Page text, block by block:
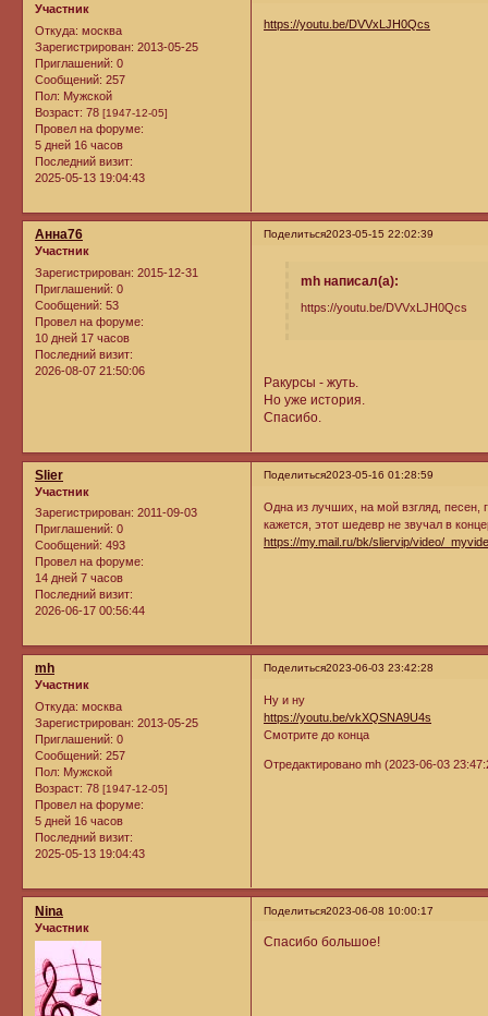
Участник
Откуда: москва
Зарегистрирован: 2013-05-25
Приглашений: 0
Сообщений: 257
Пол: Мужской
Возраст: 78 [1947-12-05]
Провел на форуме:
5 дней 16 часов
Последний визит:
2025-05-13 19:04:43
https://youtu.be/DVVxLJH0Qcs
Поделиться2023-05-15 22:02:39
Анна76
Участник
Зарегистрирован: 2015-12-31
Приглашений: 0
Сообщений: 53
Провел на форуме:
10 дней 17 часов
Последний визит:
2026-08-07 21:50:06
mh написал(а):
https://youtu.be/DVVxLJH0Qcs
Ракурсы - жуть.
Но уже история.
Спасибо.
Поделиться2023-05-16 01:28:59
Slier
Участник
Зарегистрирован: 2011-09-03
Приглашений: 0
Сообщений: 493
Провел на форуме:
14 дней 7 часов
Последний визит:
2026-06-17 00:56:44
Одна из лучших, на мой взгляд, песен,
кажется, этот шедевр не звучал в
https://my.mail.ru/bk/sliervip/video/
Поделиться2023-06-03 23:42:28
mh
Участник
Откуда: москва
Зарегистрирован: 2013-05-25
Приглашений: 0
Сообщений: 257
Пол: Мужской
Возраст: 78 [1947-12-05]
Провел на форуме:
5 дней 16 часов
Последний визит:
2025-05-13 19:04:43
Ну и ну
https://youtu.be/vkXQSNA9U4s
Смотрите до конца
Отредактировано mh (2023-06-03
Поделиться2023-06-08 10:00:17
Nina
Участник
Спасибо большое!